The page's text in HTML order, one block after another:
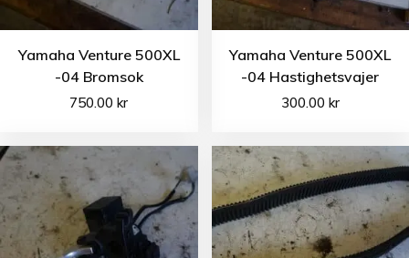
Yamaha Venture 500XL
-04 Bromsok
750.00kr
Yamaha Venture 500XL
-04 Hastighetsvajer
300.00 kr